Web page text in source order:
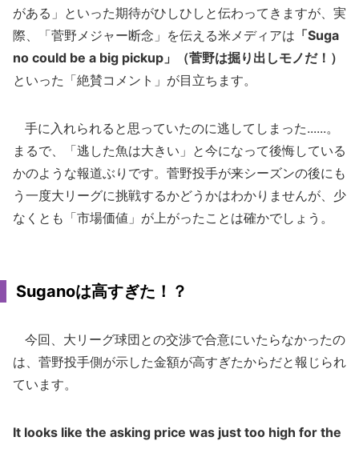
がある」といった期待がひしひしと伝わってきますが、実
際、「菅野メジャー断念」を伝える米メディアは 「Suga
no could be a big pickup」（菅野は掘り出しモノだ！）
といった「絶賛コメント」が目立ちます。
手に入れられると思っていたのに逃してしまった......。
まるで、「逃した魚は大きい」と今になって後悔している
かのような報道ぶりです。菅野投手が来シーズンの後にも
う一度大リーグに挑戦するかどうかはわかりませんが、少
なくとも「市場価値」が上がったことは確かでしょう。
Suganoは高すぎた！？
今回、大リーグ球団との交渉で合意にいたらなかったの
は、菅野投手側が示した金額が高すぎたからだと報じられ
ています。
It looks like the asking price was just too high for the